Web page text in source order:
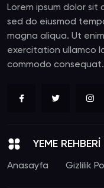
Lorem ipsum dolor
sed do eiusmod
magna aliqua. Ut
exercitation ullamco
commodo consequat.
YEME REHBERİ
Anasayfa Gizlilik